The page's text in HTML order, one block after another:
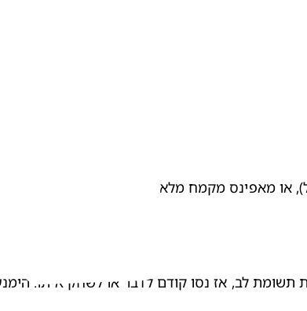
לב, אז נסו קודם לדבר או לשחק איתו.